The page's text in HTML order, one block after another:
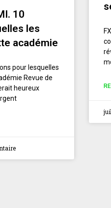
10
les
académie
pour lesquelles
Revue de
heureux